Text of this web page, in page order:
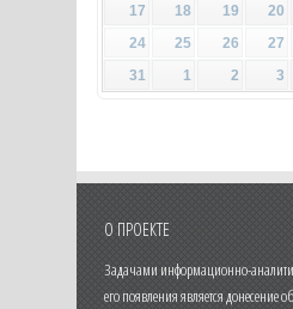
17
18 19 20
24
25 26 27
31
1 2 3
О ПРОЕКТЕ
Задачами информационно-
его появления является донесение